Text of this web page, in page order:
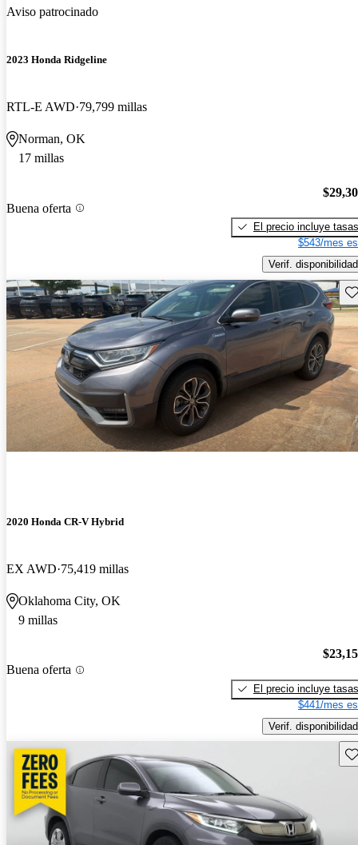
Aviso patrocinado
2023 Honda Ridgeline
RTL-E AWD 79,799 millas
Norman, OK
17 millas
Buena oferta
El precio incluye tasas
$543/mes
Verif. disponibilidad
2020 Honda CR-V Hybrid
EX AWD 75,419 millas
Oklahoma City, OK
9 millas
Buena oferta
El precio incluye tasas
$441/mes
Verif. disponibilidad